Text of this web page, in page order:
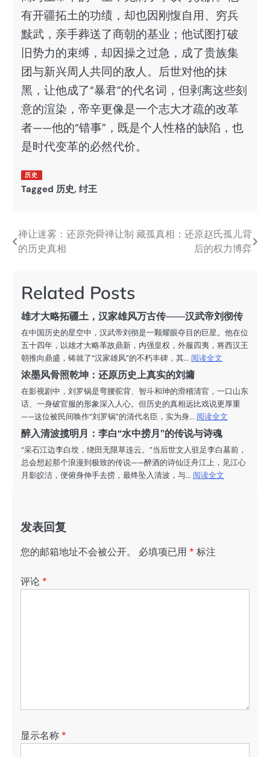
有开疆拓土的功绩，却也因刚愎自用、穷兵
黩武，亲手葬送了商朝的基业；他试图打破
旧势力的束缚，却因操之过急，成了贵族集
团与新兴周人共同的敌人。后世对他的抹
黑，让他成了“暴君”的代名词，但剥离这些刻
意的渲染，帝辛更像是一个志大才疏的改革
者——他的“错事”，既是个人性格的缺陷，也
是时代变革的必然代价。
历史
Tagged 历史, 纣王
文
章
航
禅让迷雾：还原尧舜禅让制
的历史真相
藏孤真相：还原赵氏孤儿背
后的权力博弈
Related Posts
雄才大略拓疆土，汉家雄风万古传——汉武帝刘彻传
在中国历史的星空中，汉武帝刘彻是一颗耀眼夺目的巨星。他在位
五十四年，以雄才大略革故鼎新，内强皇权，外服四夷，将西汉王
朝推向鼎盛，铸就了“汉家雄风”的不朽丰碑，其... 阅读全文
浓墨风骨照乾坤：还原历史上真实的刘墉
在影视剧中，刘罗锅是弯腰驼背、智斗和珅的滑稽清官，一口山东
话、一身破官服的形象深入人心。但历史的真相远比戏说更厚重
——这位被民间唤作“刘罗锅”的清代名臣，实为身... 阅读全文
醉入清波揽明月：李白“水中捞月”的传说与诗魂
“采石江边李白坟，绕田无限草连云。”当后世文人驻足李白墓前，
总会想起那个浪漫到极致的传说——醉酒的诗仙泛舟江上，见江心
月影皎洁，便俯身伸手去捞，最终坠入清波，与... 阅读全文
发表回复
您的邮箱地址不会被公开。 必填项已用 * 标注
评论 *
显示名称 *